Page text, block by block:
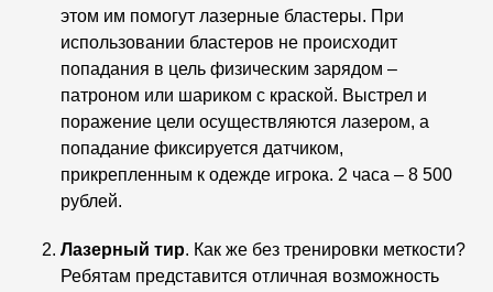
этом им помогут лазерные бластеры. При
использовании бластеров не происходит
попадания в цель физическим зарядом –
патроном или шариком с краской. Выстрел и
поражение цели осуществляются лазером, а
попадание фиксируется датчиком,
прикрепленным к одежде игрока. 2 часа – 8 500
рублей.
Лазерный тир. Как же без тренировки меткости?
Ребятам представится отличная возможность